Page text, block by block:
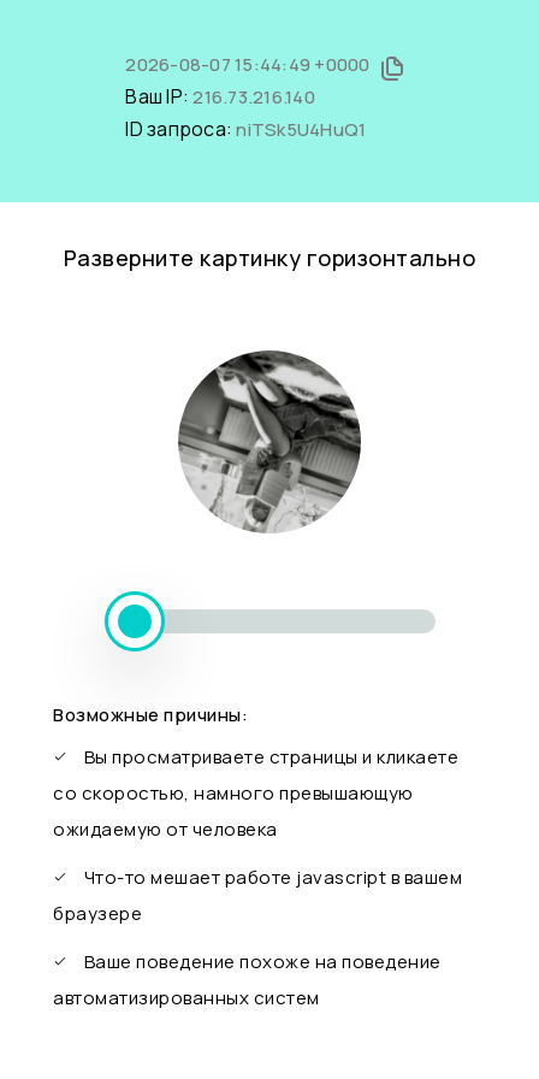
2026-08-07 15:44:49 +0000
Ваш IP:216.73.216.140
ID запроса:niTSk5U4HuQ1
Разверните картинку горизонтально
Возможные причины:
Вы просматриваете страницы и кликаете
со скоростью, намного превышающую
ожидаемую от человека
Что-то мешает работе javascript в вашем
браузере
Ваше поведение похоже на поведение
автоматизированных систем